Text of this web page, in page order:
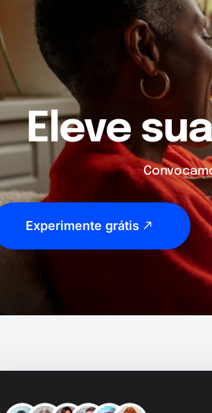
Eleve
Experimente grátis